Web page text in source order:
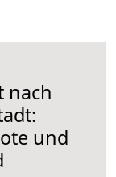
nach
und